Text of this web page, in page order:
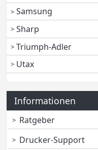
Samsung
Sharp
Triumph-Adler
Utax
Informationen
Ratgeber
Drucker-Support